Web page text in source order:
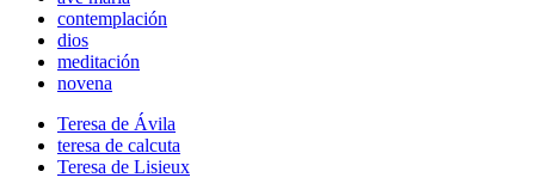
contemplación
dios
meditación
novena
Teresa de Ávila
teresa de calcuta
Teresa de Lisieux